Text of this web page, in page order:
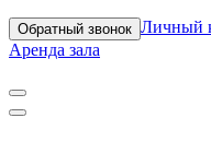
Обратный звонок Личный
Аренда зала